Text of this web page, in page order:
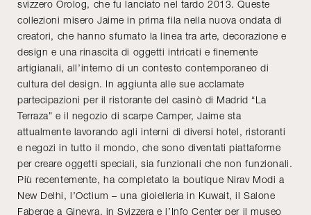
svizzero Orolog, che fu lanciato nel tardo 2013. Queste
collezioni misero Jaime in prima fila nella nuova ondata di
creatori, che hanno sfumato la linea tra arte, decorazione e
design e una rinascita di oggetti intricati e finemente
artigianali, all’interno di un contesto contemporaneo di
cultura del design. In aggiunta alle sue acclamate
partecipazioni per il ristorante del casinò di Madrid “La
Terraza” e il negozio di scarpe Camper, Jaime sta
attualmente lavorando agli interni di diversi hotel, ristoranti
e negozi in tutto il mondo, che sono diventati piattaforme
per creare oggetti speciali, sia funzionali che non funzionali.
Più recentemente, ha completato la boutique Nirav Modi a
New Delhi, l’Octium – una gioielleria in Kuwait, il Salone
Faberge a Ginevra, in Svizzera e l’Info Center per il museo